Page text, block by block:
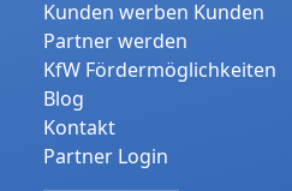
Kunden werben Kunden
Partner werden
KfW Fördermöglichkeiten
Blog
Kontakt
Partner Login